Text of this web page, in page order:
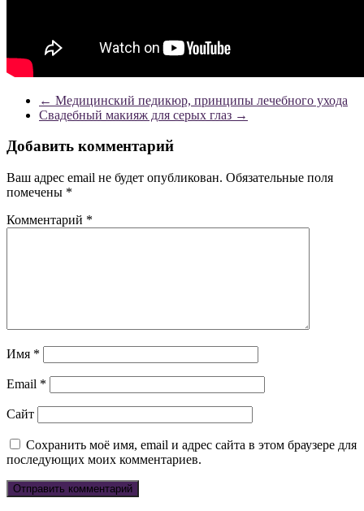
← Медицинский педикюр, принципы лечебного ухода
Свадебный макияж для серых глаз →
Добавить комментарий
Ваш адрес email не будет опубликован. Обязательные поля
помечены *
Комментарий *
Имя *
Email *
Сайт
Сохранить моё имя, email и адрес сайта в этом браузере для
последующих моих комментариев.